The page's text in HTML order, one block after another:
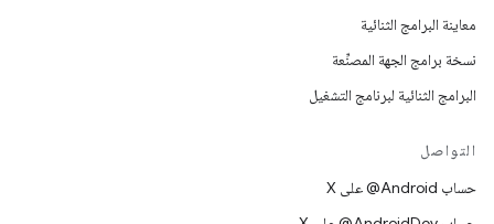
معاينة البرامج الثنائية
نسخة برامج الجهة المصنِّعة
البرامج الثنائية لبرنامج التشغيل
التواصل
حساب ‎@Android على X